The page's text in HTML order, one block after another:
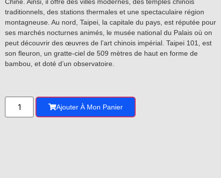
traditionnels, des stations thermales et une spectaculaire région
montagneuse. Au nord, Taipei, la capitale du pays, est réputée pour
ses marchés nocturnes animés, le musée national du Palais où on
peut découvrir des œuvres de l’art chinois impérial. Taipei 101, est
son fleuron, un gratte-ciel de 509 mètres de haut en forme de
bambou, et doté d’un observatoire.
Ajouter À Mon Panier